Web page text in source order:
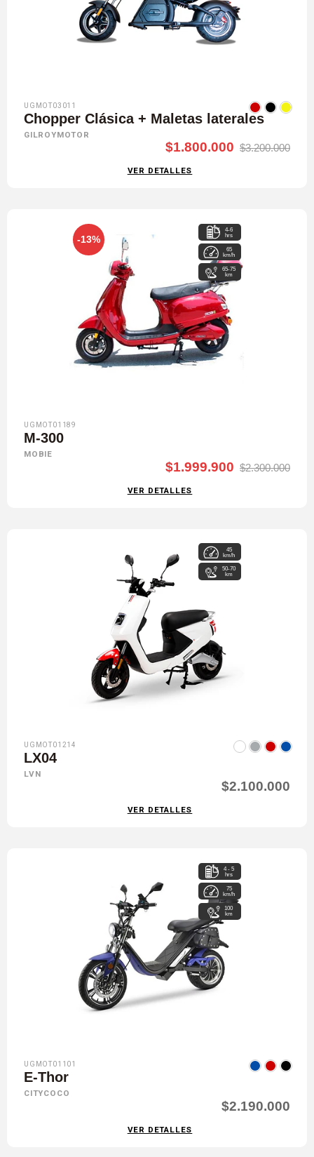
UGMOT03011
Chopper Clásica + Maletas laterales
GILROYMOTOR
$1.800.000 $3.200.000
VER DETALLES
-13%
4-6
hrs
65
km/h
65-75
km
UGMOT01189
M-300
MOBIE
$1.999.900 $2.300.000
VER DETALLES
45
km/h
50-70
km
UGMOT01214
LX04
LVN
$2.100.000
VER DETALLES
4 - 5
hrs
75
km/h
100
km
UGMOT01101
E-Thor
CITYCOCO
$2.190.000
VER DETALLES